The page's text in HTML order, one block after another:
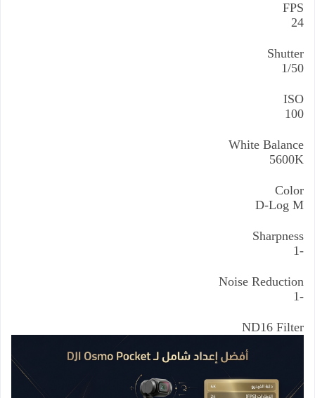
FPS
24
Shutter
1/50
ISO
100
White Balance
5600K
Color
D-Log M
Sharpness
-1
Noise Reduction
-1
ND16 Filter